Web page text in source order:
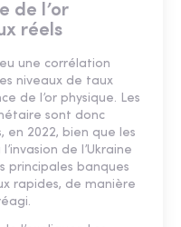
de l’or
réels
une corrélation
niveaux de taux
de l’or physique. Les
sont donc
2022, bien que les
de l’Ukraine
principales banques
rapides, de manière